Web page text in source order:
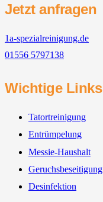
Jetzt anfragen
1a-spezialreinigung.de
01556 5797138
Wichtige Links
Tatortreinigung
Entrümpelung
Messie-Haushalt
Geruchsbeseitigung
Desinfektion